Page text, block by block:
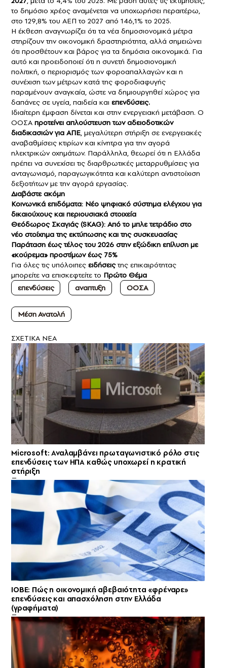
το δημόσιο χρέος αναμένεται να υποχωρήσει περαιτέρω,
στο 129,8% του ΑΕΠ το 2027 από 146,1% το 2025.
Η έκθεση αναγνωρίζει ότι τα νέα δημοσιονομικά μέτρα
στηρίζουν την οικονομική δραστηριότητα, αλλά σημειώνει
ότι προσθέτουν και βάρος για τα δημόσια οικονομικά. Για
αυτό και προειδοποιεί ότι η συνετή δημοσιονομική
πολιτική, ο περιορισμός των φοροαπαλλαγών και η
συνέχιση των μέτρων κατά της φοροδιαφυγής
παραμένουν αναγκαία, ώστε να δημιουργηθεί χώρος για
δαπάνες σε υγεία, παιδεία και επενδύσεις.
Ιδιαίτερη έμφαση δίνεται και στην ενεργειακή μετάβαση. Ο
ΟΟΣΑ προτείνει απλούστευση των αδειοδοτικών
διαδικασιών για ΑΠΕ, μεγαλύτερη στήριξη σε ενεργειακές
αναβαθμίσεις κτιρίων και κίνητρα για την αγορά
ηλεκτρικών οχημάτων. Παράλληλα, θεωρεί ότι η Ελλάδα
πρέπει να συνεχίσει τις διαρθρωτικές μεταρρυθμίσεις για
ανταγωνισμό, παραγωγικότητα και καλύτερη αντιστοίχιση
δεξιοτήτων με την αγορά εργασίας.
Διαβάστε ακόμη
Κοινωνικά επιδόματα: Νέο ψηφιακό σύστημα ελέγχου για
δικαιούχους και περιουσιακά στοιχεία
Θεόδωρος Σκαγιάς (SKAG): Από το μπλε τετράδιο στο
νέο στοίχημα της εκτύπωσης και της συσκευασίας
Παράταση έως τέλος του 2026 στην εξώδικη επίλυση με
«κούρεμα» προστίμων έως 75%
Για όλες τις υπόλοιπες ειδήσειςτης επικαιρότητας
μπορείτε να επισκεφτείτε το Πρώτο Θέμα
επενδύσεις
αναπτυξη ΟΟΣΑ
Μέση Ανατολή
ΣXETIKA NEA
Microsoft: Αναλαμβάνει πρωταγωνιστικό ρόλο στις
επενδύσεις των ΗΠΑ καθώς υποχωρεί η κρατική
στήριξη
ΙΟΒΕ: Πώς η οικονομική αβεβαιότητα «φρέναρε»
επενδύσεις και απασχόληση στην Ελλάδα
(γραφήματα)